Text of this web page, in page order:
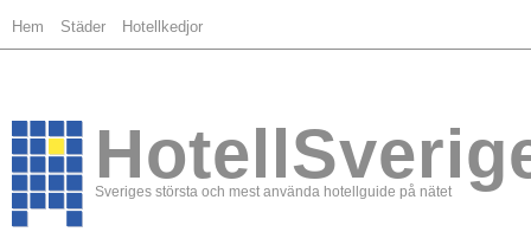
Hem Städer Hotellkedjor
Sveriges största och mest använda hotellguide på nätet